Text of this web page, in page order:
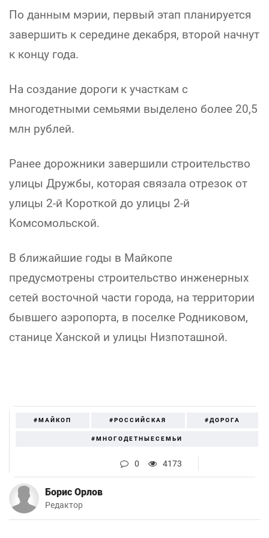
По данным мэрии, первый этап планируется
завершить к середине декабря, второй начнут
к концу года.
На создание дороги к участкам с
многодетными семьями выделено более 20,5
млн рублей.
Ранее дорожники завершили строительство
улицы Дружбы, которая связала отрезок от
улицы 2-й Короткой до улицы 2-й
Комсомольской.
В ближайшие годы в Майкопе
предусмотрены строительство инженерных
сетей восточной части города, на территории
бывшего аэропорта, в поселке Родниковом,
станице Ханской и улицы Низпоташной.
#МАЙКОП #РОССИЙСКАЯ #ДОРОГА
#МНОГОДЕТНЫЕСЕМЬИ
0 4173
Борис Орлов
Редактор